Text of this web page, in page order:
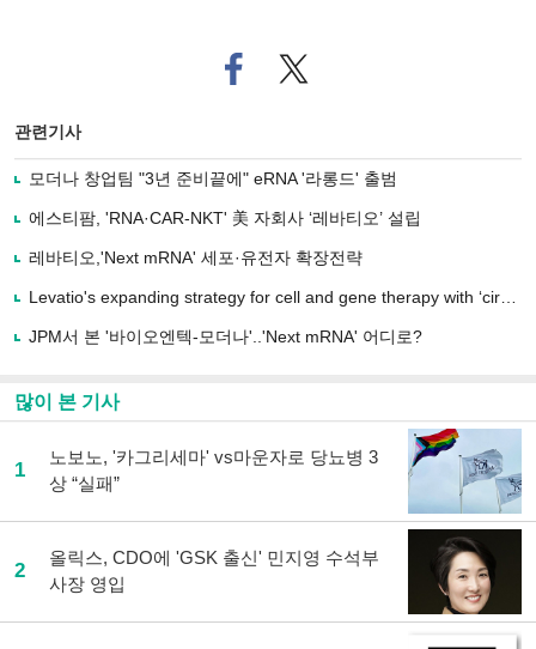
페
이
로
기
사
유
기
트위
터로
관련기사
모더나 창업팀 "3년 준비끝에" eRNA '라롱드' 출범
에스티팜, 'RNA·CAR-NKT' 美 자회사 ‘레바티오’ 설립
레바티오,'Next mRNA' 세포·유전자 확장전략
Levatio's expanding strategy for cell and gene therapy with ‘circular RNA’
JPM서 본 '바이오엔텍-모더나'..'Next mRNA' 어디로?
많이 본 기사
1
노보노, '카그리세마' vs마운자로 당뇨병 3
상 “실패”
2
올릭스, CDO에 'GSK 출신' 민지영 수석부
사장 영입